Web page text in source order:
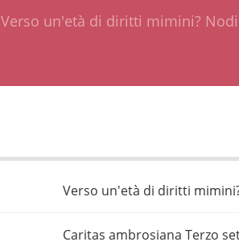
Verso un'età di diritti mimini?
Verso un'età di diritti
Caritas ambrosiana Terzo